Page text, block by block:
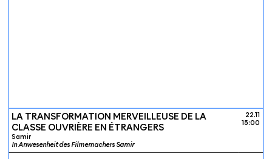
LA TRANSFORMATION MERVEILLEUSE DE LA
CLASSE OUVRIÈRE EN ÉTRANGERS
Samir
In Anwesenheit des Filmemachers Samir
22.11
15:00